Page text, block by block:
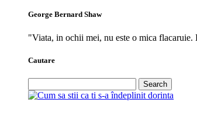
George Bernard Shaw
"Viata, in ochii mei, nu este o mica flacaruie.
Cautare
for: